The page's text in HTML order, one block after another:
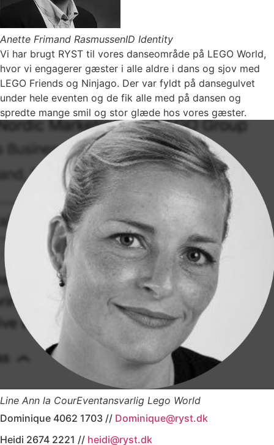
Anette Frimand RasmussenID Identity
Vi har brugt RYST til vores danseområde på LEGO World,
hvor vi engagerer gæster i alle aldre i dans og sjov med
LEGO Friends og Ninjago. Der var fyldt på dansegulvet
under hele eventen og de fik alle med på dansen og
spredte mange smil og stor glæde hos vores gæster.
Line Ann la CourEventansvarlig Lego World
Dominique 4062 1703 // Dominique@ryst.dk
Heidi 2674 2221 // heidi@ryst.dk